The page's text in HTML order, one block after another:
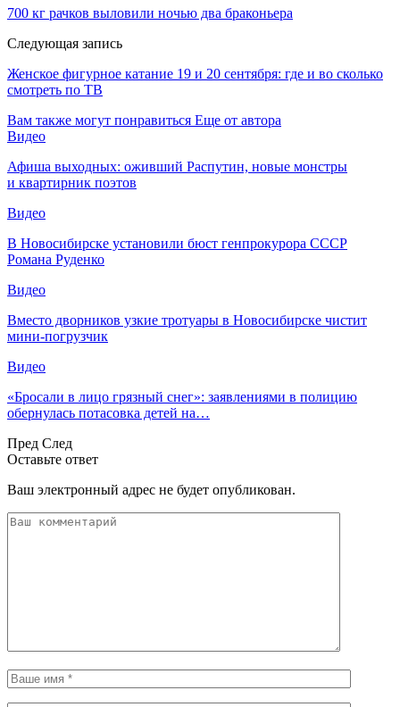
700 кг рачков выловили ночью два браконьера
Следующая запись
Женское фигурное катание 19 и 20 сентября: где и во сколько
смотреть по ТВ
Вам также могут понравиться Еще от автора
Видео
Афиша выходных: оживший Распутин, новые монстры
и квартирник поэтов
Видео
В Новосибирске установили бюст генпрокурора СССР
Романа Руденко
Видео
Вместо дворников узкие тротуары в Новосибирске чистит
мини-погрузчик
Видео
«Бросали в лицо грязный снег»: заявлениями в полицию
обернулась потасовка детей на…
Пред След
Оставьте ответ
Ваш электронный адрес не будет опубликован.